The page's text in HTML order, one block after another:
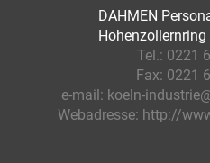
DAHMEN
Tel.: 0221
Fax: 0221
e-mail: koeln-
Webadresse: http://